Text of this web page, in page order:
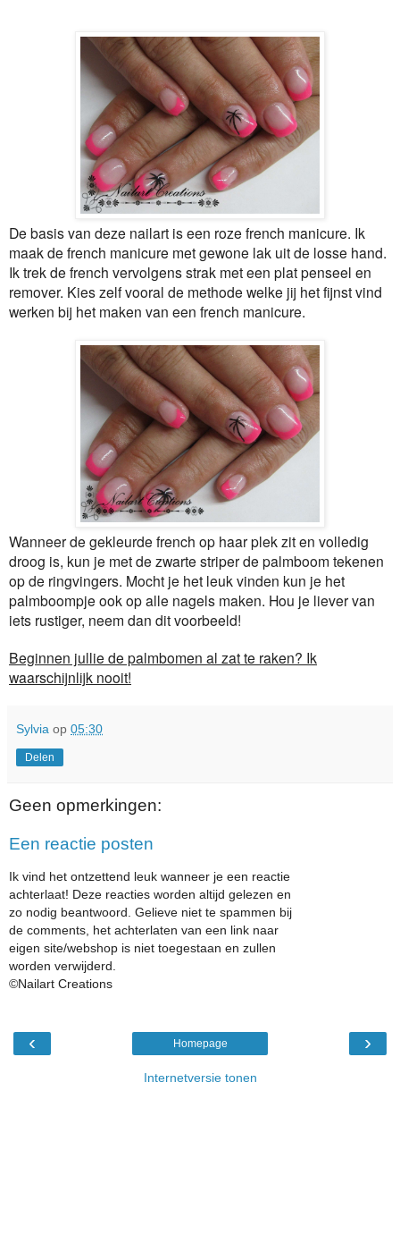
De basis van deze nailart is een roze french manicure. Ik
maak de french manicure met gewone lak uit de losse hand.
Ik trek de french vervolgens strak met een plat penseel en
remover. Kies zelf vooral de methode welke jij het fijnst vind
werken bij het maken van een french manicure.
Wanneer de gekleurde french op haar plek zit en volledig
droog is, kun je met de zwarte striper de palmboom tekenen
op de ringvingers. Mocht je het leuk vinden kun je het
palmboompje ook op alle nagels maken. Hou je liever van
iets rustiger, neem dan dit voorbeeld!
Beginnen jullie de palmbomen al zat te raken? Ik
waarschijnlijk nooit!
Sylvia op 05:30
Delen
Geen opmerkingen:
Een reactie posten
Ik vind het ontzettend leuk wanneer je een reactie
achterlaat! Deze reacties worden altijd gelezen en
zo nodig beantwoord. Gelieve niet te spammen bij
de comments, het achterlaten van een link naar
eigen site/webshop is niet toegestaan en zullen
worden verwijderd.
©Nailart Creations
‹ ›
Homepage
Internetversie tonen